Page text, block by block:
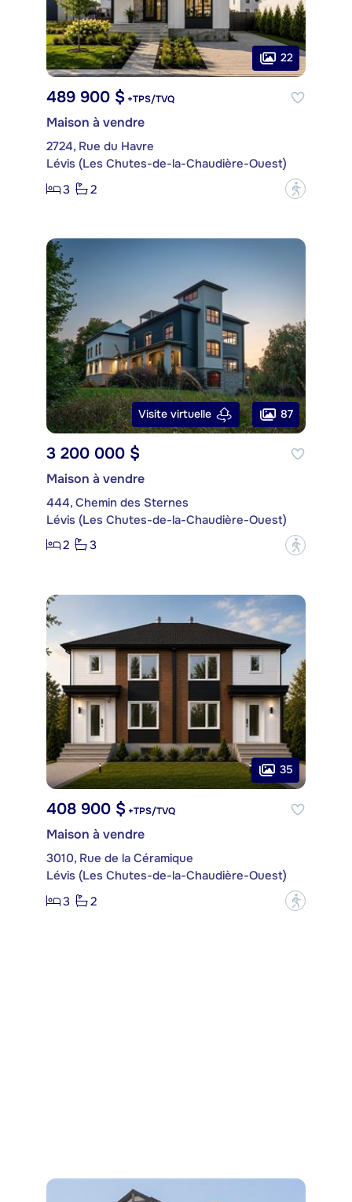
22
489 900 $ +TPS/TVQ
Maison à vendre
2724, Rue du Havre
Lévis (Les Chutes-de-la-Chaudière-Ouest)
3
2 ?
Visite virtuelle 87
3 200 000 $
Maison à vendre
444, Chemin des Sternes
Lévis (Les Chutes-de-la-Chaudière-Ouest)
2
3 ?
35
408 900 $ +TPS/TVQ
Maison à vendre
3010, Rue de la Céramique
Lévis (Les Chutes-de-la-Chaudière-Ouest)
3
2 ?